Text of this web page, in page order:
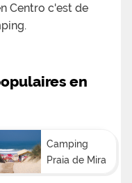
Centro c'est de
en
Camping
Praia de Mira